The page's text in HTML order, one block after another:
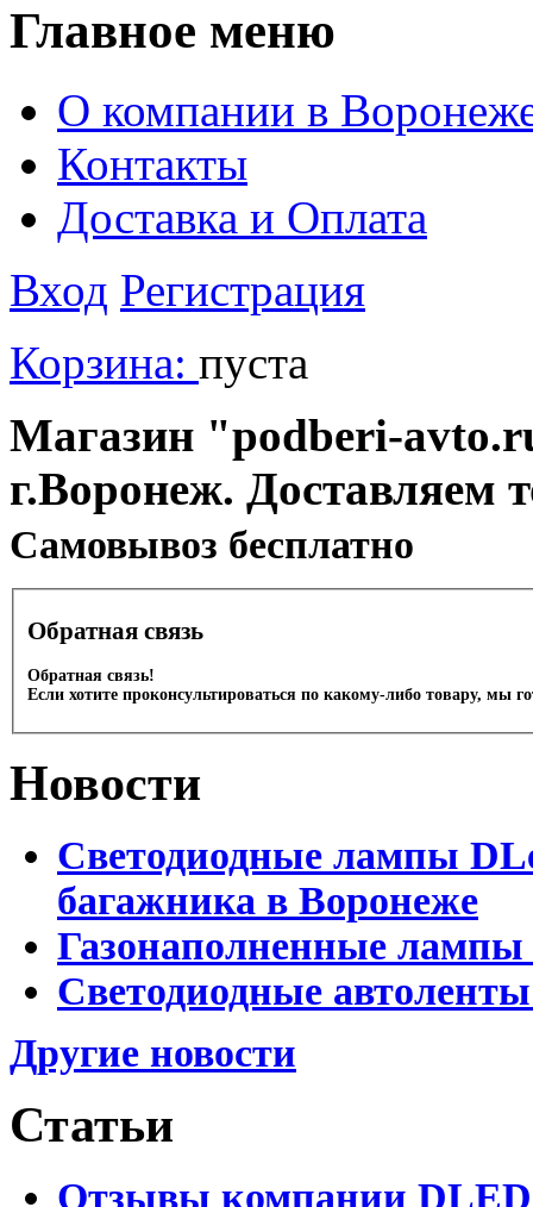
Главное меню
О компании в
Контакты
Доставка и Оплата
Вход Регистрация
Корзина: пуста
Магазин "podberi-
г.Воронеж. Доставляем
Cамовывоз бесплатно
Обратная связь
Обратная связь!
Если хотите проконсультироваться по какому-либо товару, мы
Новости
Светодиодные лампы
багажника в Воронеже
Газонаполненные
Светодиодные
Другие новости
Статьи
Отзывы компании DLED